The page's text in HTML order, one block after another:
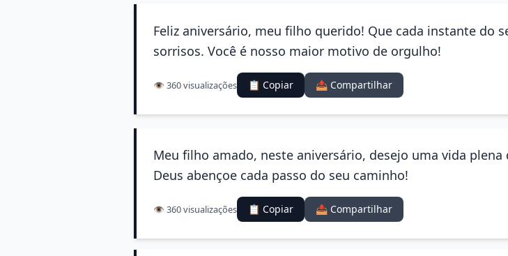
Feliz aniversário, meu filho querido! Que cada instante do
sorrisos. Você é nosso maior motivo de orgulho!
👁️ 360 visualizações 📋 Copiar 📤 Compartilhar
Meu filho amado, neste aniversário, desejo uma vida
Deus abençoe cada passo do seu caminho!
👁️ 360 visualizações 📋 Copiar 📤 Compartilhar